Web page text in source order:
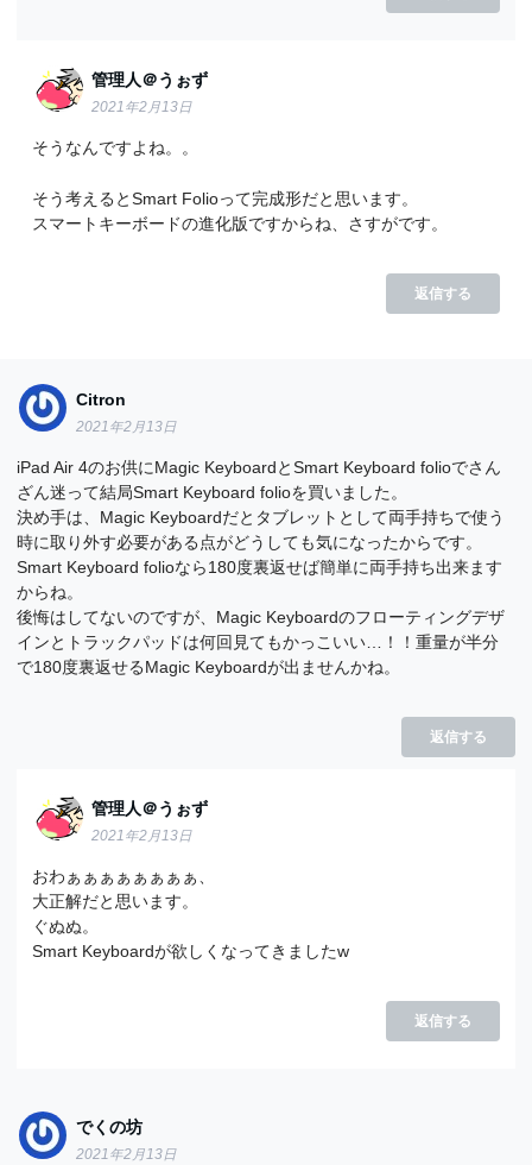
管理人＠うぉず
2021年2月13日
そうなんですよね。。
そう考えるとSmart Folioって完成形だと思います。
スマートキーボードの進化版ですからね、さすがです。
返信する
Citron
2021年2月13日
iPad Air 4のお供にMagic KeyboardとSmart Keyboard folioでさん
ざん迷って結局Smart Keyboard folioを買いました。
決め手は、Magic Keyboardだとタブレットとして両手持ちで使う
時に取り外す必要がある点がどうしても気になったからです。
Smart Keyboard folioなら180度裏返せば簡単に両手持ち出来ます
からね。
後悔はしてないのですが、Magic Keyboardのフローティングデザ
インとトラックパッドは何回見てもかっこいい…！！重量が半分
で180度裏返せるMagic Keyboardが出ませんかね。
返信する
管理人＠うぉず
2021年2月13日
おわぁぁぁぁぁぁぁぁ、
大正解だと思います。
ぐぬぬ。
Smart Keyboardが欲しくなってきましたw
返信する
でくの坊
2021年2月13日